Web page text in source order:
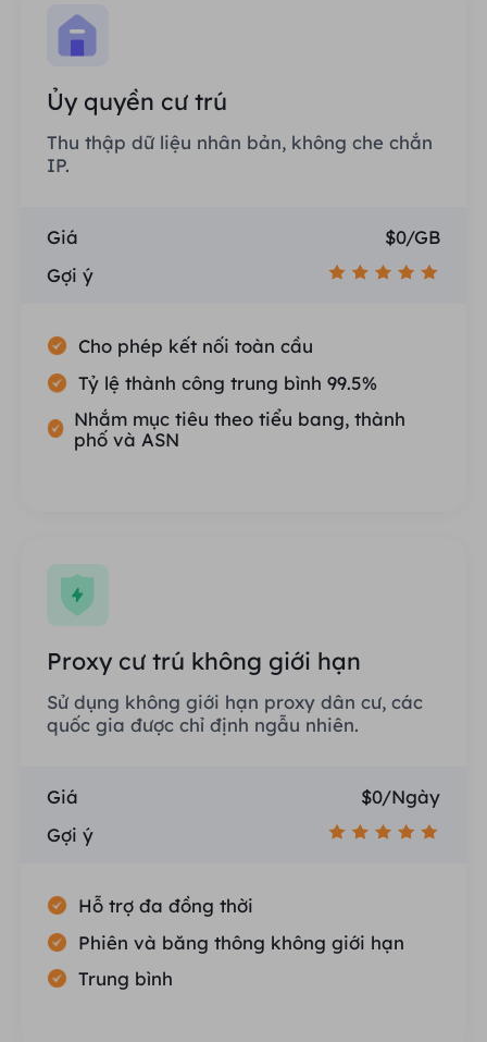
Ủy quyền cư trú
Thu thập dữ liệu nhân bản, không che chắn
IP.
Giá
$0/GB
Gợi ý
Cho phép kết nối toàn cầu
Tỷ lệ thành công trung bình 99.5%
Nhắm mục tiêu theo tiểu bang, thành
phố và ASN
Proxy cư trú không giới hạn
Sử dụng không giới hạn proxy dân cư, các
quốc gia được chỉ định ngẫu nhiên.
Giá
$0/Ngày
Gợi ý
Hỗ trợ đa đồng thời
Phiên và băng thông không giới hạn
Trung bình